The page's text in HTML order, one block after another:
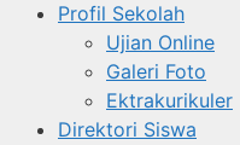
Profil Sekolah
Ujian Online
Galeri Foto
Ektrakurikuler
Direktori Siswa